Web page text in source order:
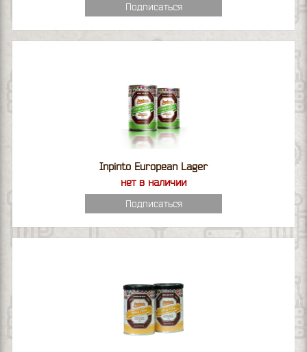
Подписаться
Inpinto European Lager
нет в наличии
Подписаться